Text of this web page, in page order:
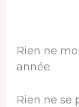
Rien ne
année.
Rien ne se